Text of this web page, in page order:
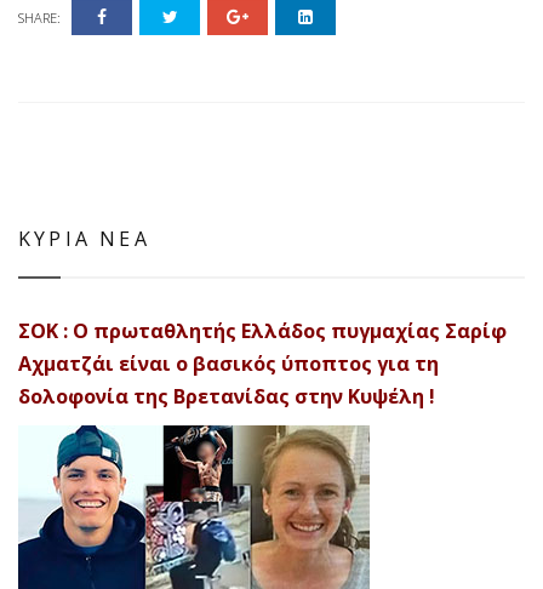
SHARE:
ΚΥΡΙΑ ΝΕΑ
ΣΟΚ : Ο πρωταθλητής Ελλάδος πυγμαχίας Σαρίφ
Αχματζάι είναι ο βασικός ύποπτος για τη
δολοφονία της Βρετανίδας στην Κυψέλη !